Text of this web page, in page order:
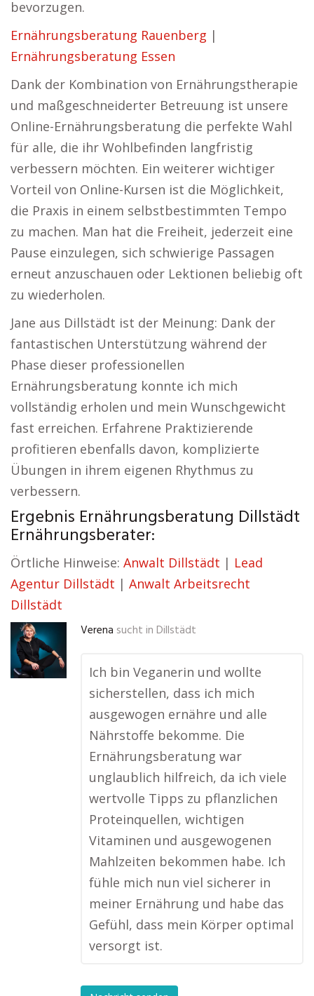
bevorzugen.
Ernährungsberatung Rauenberg |
Ernährungsberatung Essen
Dank der Kombination von Ernährungstherapie
und maßgeschneiderter Betreuung ist unsere
Online-Ernährungsberatung die perfekte Wahl
für alle, die ihr Wohlbefinden langfristig
verbessern möchten. Ein weiterer wichtiger
Vorteil von Online-Kursen ist die Möglichkeit,
die Praxis in einem selbstbestimmten Tempo
zu machen. Man hat die Freiheit, jederzeit eine
Pause einzulegen, sich schwierige Passagen
erneut anzuschauen oder Lektionen beliebig oft
zu wiederholen.
Jane aus Dillstädt ist der Meinung: Dank der
fantastischen Unterstützung während der
Phase dieser professionellen
Ernährungsberatung konnte ich mich
vollständig erholen und mein Wunschgewicht
fast erreichen. Erfahrene Praktizierende
profitieren ebenfalls davon, komplizierte
Übungen in ihrem eigenen Rhythmus zu
verbessern.
Ergebnis Ernährungsberatung Dillstädt
Ernährungsberater:
Örtliche Hinweise: Anwalt Dillstädt | Lead
Agentur Dillstädt | Anwalt Arbeitsrecht
Dillstädt
Verena sucht in Dillstädt
Ich bin Veganerin und wollte
sicherstellen, dass ich mich
ausgewogen ernähre und alle
Nährstoffe bekomme. Die
Ernährungsberatung war
unglaublich hilfreich, da ich viele
wertvolle Tipps zu pflanzlichen
Proteinquellen, wichtigen
Vitaminen und ausgewogenen
Mahlzeiten bekommen habe. Ich
fühle mich nun viel sicherer in
meiner Ernährung und habe das
Gefühl, dass mein Körper optimal
versorgt ist.